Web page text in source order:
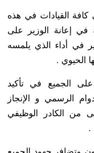
كافة القيادات في هذه
في إعانة الوزير على
في أداء الذي يلمسه
الحيوي .
الجميع في تأكيد
الرسمي و الإنجاز
من الكادر الوظيفي
.